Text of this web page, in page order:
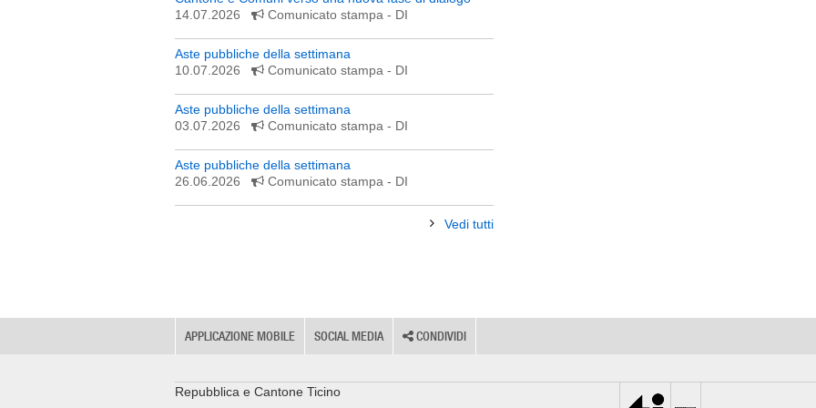
14.07.2026
Comunicato stampa - DI
Aste pubbliche della settimana
10.07.2026
Comunicato stampa - DI
Aste pubbliche della settimana
03.07.2026
Comunicato stampa - DI
Aste pubbliche della settimana
26.06.2026
Comunicato stampa - DI
Vedi tutti
APPLICAZIONE MOBILE SOCIAL MEDIA CONDIVIDI
Repubblica e Cantone Ticino